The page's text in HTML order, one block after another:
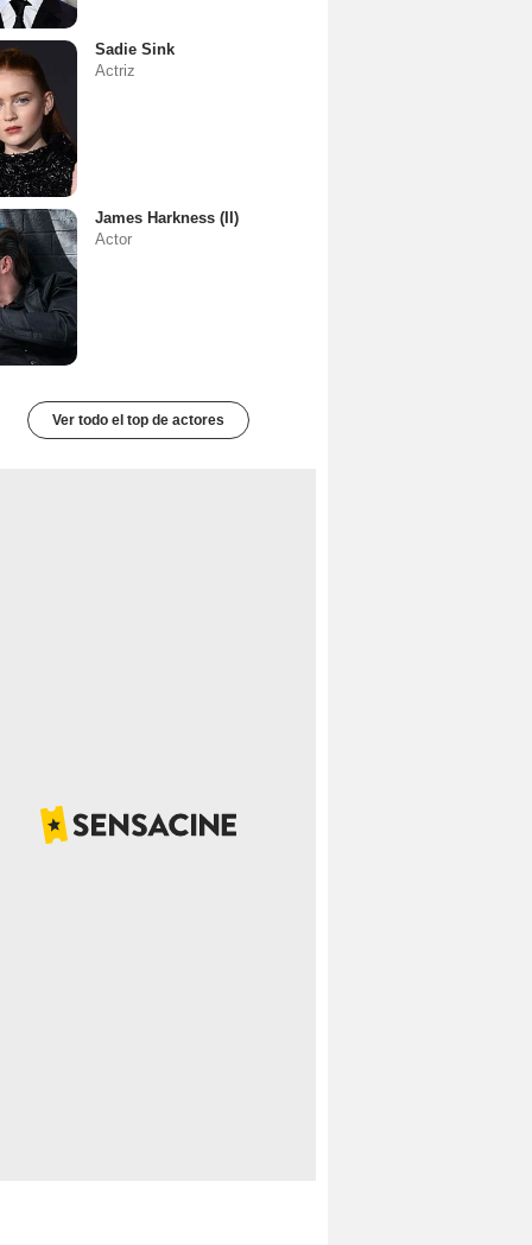
Sadie Sink
Actriz
James Harkness (II)
Actor
Ver todo el top de actores